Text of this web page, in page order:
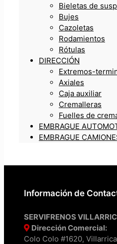
Bieletas de
Bujes
Cazoletas
Rodamientos
Rótulas
DIRECCIÓN
Extremos-
Axiales
Caja auxiliar
Cremalleras
Fuelles de
EMBRAGUE
EMBRAGUE
Información de
SERVIFRENOS
Dirección Comercial:
Colo Colo #1620,